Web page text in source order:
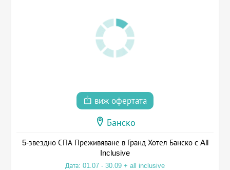
виж офертата
Банско
5-звездно СПА Преживяване в Гранд Хотел Банско с All
Inclusive
Дата: 01.07 - 30.09 + all inclusive